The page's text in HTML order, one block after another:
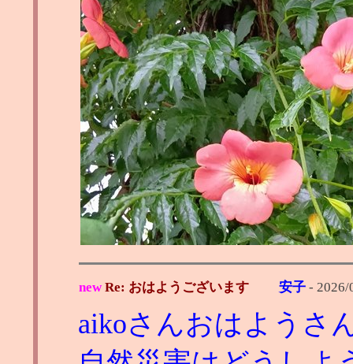
new Re: おはようございます 安子 - 2026/
aikoさんおはようさ